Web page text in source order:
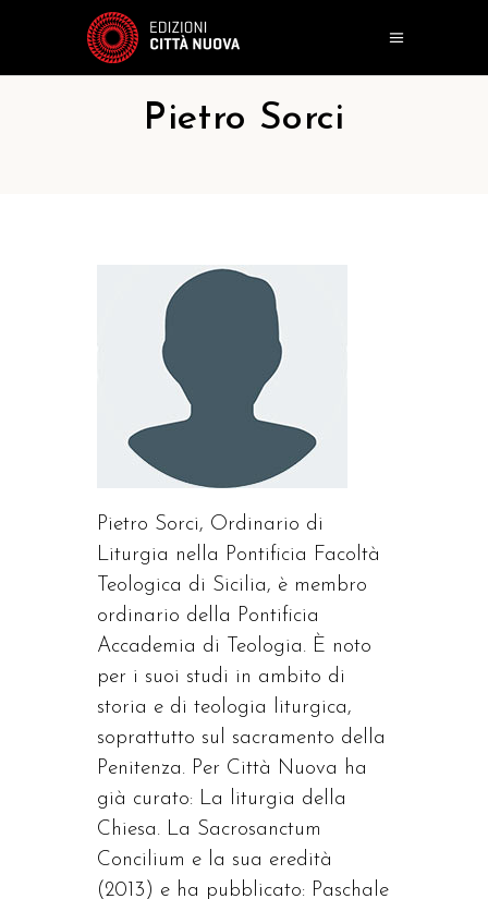
Pietro Sorci
Pietro Sorci, Ordinario di
Liturgia nella Pontificia Facoltà
Teologica di Sicilia, è membro
ordinario della Pontificia
Accademia di Teologia. È noto
per i suoi studi in ambito di
storia e di teologia liturgica,
soprattutto sul sacramento della
Penitenza. Per Città Nuova ha
già curato: La liturgia della
Chiesa. La Sacrosanctum
Concilium e la sua eredità
(2013) e ha pubblicato: Paschale